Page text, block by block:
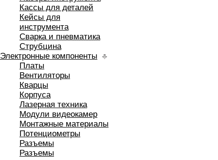
Кассы для деталей
Кейсы для
инструмента
Сварка и пневматика
Струбцина
Электронные компоненты
Платы
Вентиляторы
Кварцы
Корпуса
Лазерная техника
Модули видеокамер
Монтажные материалы
Потенциометры
Разъемы
Разъемы